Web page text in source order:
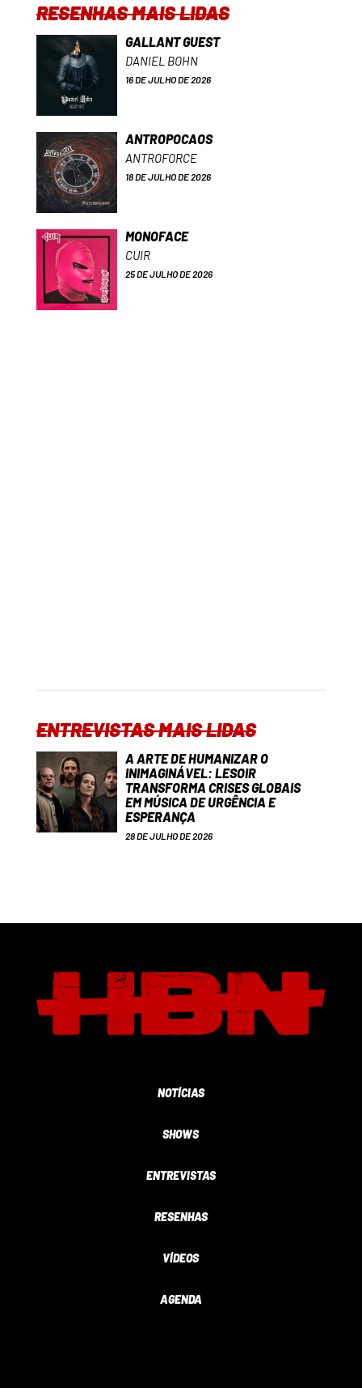
RESENHAS MAIS LIDAS
GALLANT GUEST
DANIEL BOHN
16 DE JULHO DE 2026
ANTROPOCAOS
ANTROFORCE
18 DE JULHO DE 2026
MONOFACE
CUIR
25 DE JULHO DE 2026
ENTREVISTAS MAIS LIDAS
A ARTE DE HUMANIZAR O
INIMAGINÁVEL: LESOIR
TRANSFORMA CRISES GLOBAIS
EM MÚSICA DE URGÊNCIA E
ESPERANÇA
28 DE JULHO DE 2026
NOTÍCIAS
SHOWS
ENTREVISTAS
RESENHAS
VÍDEOS
AGENDA